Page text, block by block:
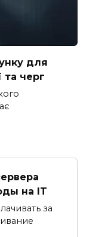
для
та черг
на IT
за